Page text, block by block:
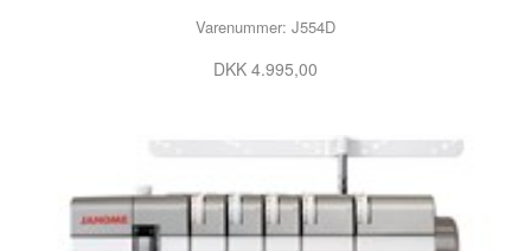
Varenummer: J554D
DKK 4.995,00